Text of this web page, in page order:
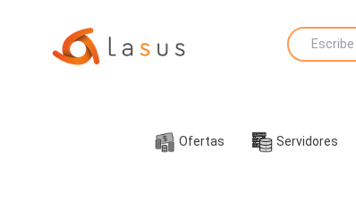
Ofertas Servidores